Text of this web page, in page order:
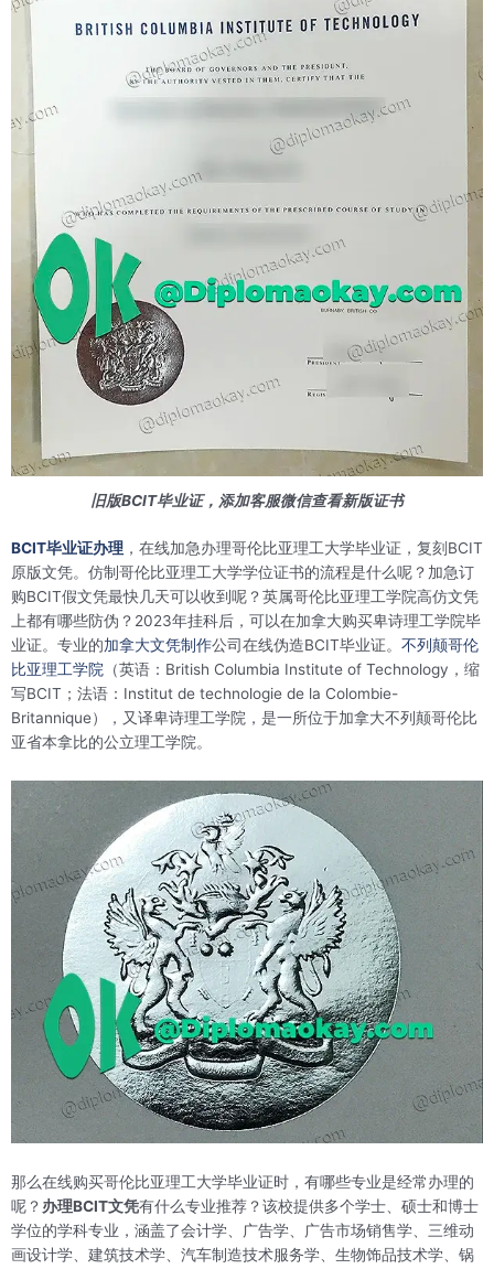
旧版BCIT毕业证，添加客服微信查看新版证书
BCIT毕业证办理 ，在线加急办理哥伦比亚理工大学毕业证，复刻BCIT
原版文凭。仿制哥伦比亚理工大学学位证书的流程是什么呢？加急订
购BCIT假文凭最快几天可以收到呢？英属哥伦比亚理工学院高仿文凭
上都有哪些防伪？2023年挂科后，可以在加拿大购买卑诗理工学院毕
业证。专业的加拿大文凭制作公司在线伪造BCIT毕业证。 不列颠哥伦
比亚理工学院 （英语：British Columbia Institute of Technology，缩
写BCIT；法语：Institut de technologie de la Colombie-
Britannique），又译卑诗理工学院，是一所位于加拿大不列颠哥伦比
亚省本拿比的公立理工学院。
那么在线购买哥伦比亚理工大学毕业证时，有哪些专业是经常办理的
呢？ 办理BCIT文凭有什么专业推荐？该校提供多个学士、硕士和博士
学位的学科专业，涵盖了会计学、广告学、广告市场销售学、三维动
画设计学、建筑技术学、汽车制造技术服务学、生物饰品技术学、锅